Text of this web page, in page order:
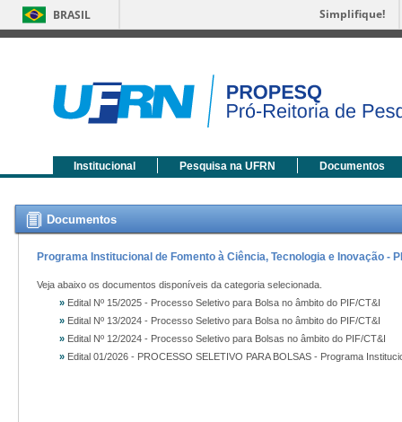
BRASIL Simplifique!
Institucional Pesquisa na UFRN Documentos
Documentos
Programa Institucional de Fomento à Ciência, Tecnologia e Inovação -
Veja abaixo os documentos disponíveis da categoria selecionada.
» Edital Nº 15/2025 - Processo Seletivo para Bolsa no âmbito do PIF/CT&I
» Edital Nº 13/2024 - Processo Seletivo para Bolsa no âmbito do PIF/CT&I
» Edital Nº 12/2024 - Processo Seletivo para Bolsas no âmbito do PIF/CT&I
» Edital 01/2026 - PROCESSO SELETIVO PARA BOLSAS - Programa